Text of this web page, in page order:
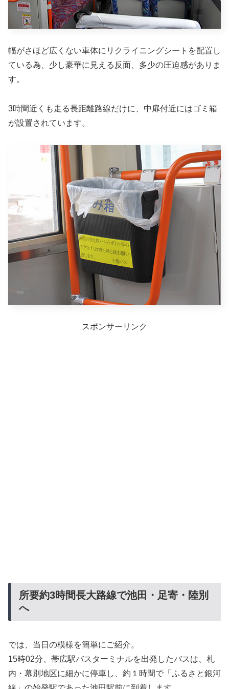
幅がさほど広くない車体にリクライニングシートを配置し
ている為、少し豪華に見える反面、多少の圧迫感がありま
す。
3時間近くも走る長距離路線だけに、中扉付近にはゴミ箱
が設置されています。
スポンサーリンク
所要約3時間長大路線で池田・足寄・陸別
へ
では、当日の模様を簡単にご紹介。
15時02分、帯広駅バスターミナルを出発したバスは、札
内・幕別地区に細かに停車し、約１時間で「ふるさと銀河